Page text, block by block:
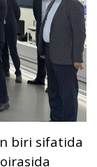
biri sifatida